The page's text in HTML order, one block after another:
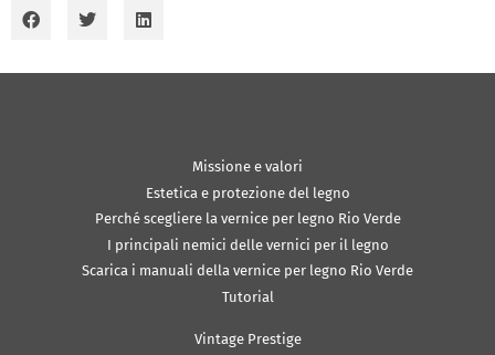
Missione e valori
Estetica e protezione del legno
Perché scegliere la vernice per legno Rio Verde
I principali nemici delle vernici per il legno
Scarica i manuali della vernice per legno Rio Verde
Tutorial
Vintage Prestige